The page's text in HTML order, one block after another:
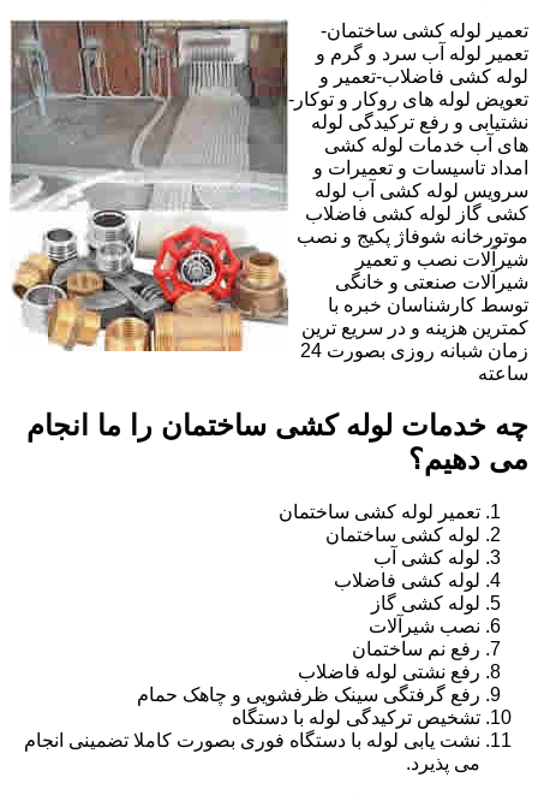
تعمیر لوله کشی ساختمان-
تعمیر لوله آب سرد و گرم و
لوله کشی فاضلاب-تعمیر و
تعویض لوله های روکار و توکار-
نشتیابی و رفع ترکیدگی لوله
های آب خدمات لوله کشی
امداد تاسیسات و تعمیرات و
سرویس لوله کشی آب لوله
کشی گاز لوله کشی فاضلاب
موتورخانه شوفاژ پکیج و نصب
شیرآلات نصب و تعمیر
شیرآلات صنعتی و خانگی
توسط کارشناسان خبره با
کمترین هزینه و در سریع ترین
زمان شبانه روزی بصورت 24
ساعته
چه خدمات لوله کشی ساختمان را ما انجام
می دهیم؟
تعمیر لوله کشی ساختمان
لوله کشی ساختمان
لوله کشی آب
لوله کشی فاضلاب
لوله کشی گاز
نصب شیرآلات
رفع نم ساختمان
رفع نشتی لوله فاضلاب
رفع گرفتگی سینک ظرفشویی و چاهک حمام
تشخیص ترکیدگی لوله با دستگاه
نشت یابی لوله با دستگاه فوری بصورت کاملا تضمینی انجام
می پذیرد.